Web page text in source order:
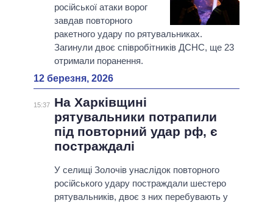
російської атаки ворог
завдав повторного
ракетного удару по рятувальниках.
Загинули двоє співробітників ДСНС, ще 23
отримали поранення.
12 березня, 2026
15:37
На Харківщині
рятувальники потрапили
під повторний удар рф, є
постраждалі
У селищі Золочів унаслідок повторного
російського удару постраждали шестеро
рятувальників, двоє з них перебувають у